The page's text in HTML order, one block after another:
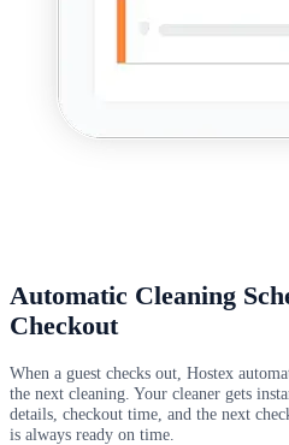
Automatic Cleaning
Checkout
When a guest checks out, Hostex
the next cleaning. Your cleaner gets
details, checkout time, and the next
is always ready on time.